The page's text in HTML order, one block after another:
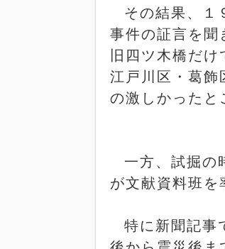
その結果、１
事件の証言を聞
旧四ツ木橋だけ
江戸川区・葛
の激しかったと
一方、試掘の
が文献資料班を
特に新聞記事